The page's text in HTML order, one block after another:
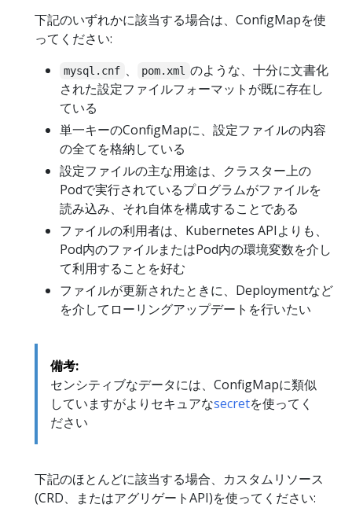
下記のいずれかに該当する場合は、ConfigMapを使
ってください:
mysql.cnf 、 pom.xml のような、十分に文書化
された設定ファイルフォーマットが既に存在し
ている
単一キーのConfigMapに、設定ファイルの内容
の全てを格納している
設定ファイルの主な用途は、クラスター上の
Podで実行されているプログラムがファイルを
読み込み、それ自体を構成することである
ファイルの利用者は、Kubernetes APIよりも、
Pod内のファイルまたはPod内の環境変数を介し
て利用することを好む
ファイルが更新されたときに、Deploymentなど
を介してローリングアップデートを行いたい
備考:
センシティブなデータには、ConfigMapに類似
していますがよりセキュアなsecretを使ってく
ださい
下記のほとんどに該当する場合、カスタムリソース
(CRD、またはアグリゲートAPI)を使ってください: